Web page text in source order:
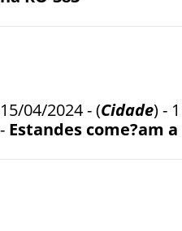
15/04/2024 - (Cidade) -
- Estandes come?am